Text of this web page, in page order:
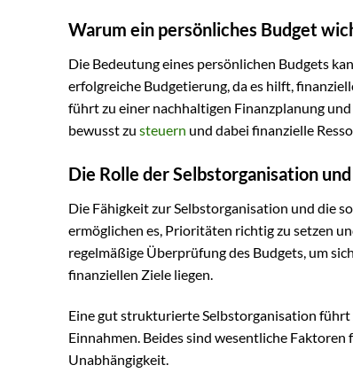
Warum ein persönliches Budget
Die Bedeutung eines persönlichen Budgets
erfolgreiche Budgetierung, da es hilft,
führt zu einer nachhaltigen Finanzplanung
bewusst zu steuern und dabei finanzielle
Die Rolle der Selbstorganisation
Die Fähigkeit zur Selbstorganisation und die
ermöglichen es, Prioritäten richtig zu setzen
regelmäßige Überprüfung des Budgets, um
finanziellen Ziele liegen.
Eine gut strukturierte Selbstorganisation
Einnahmen. Beides sind wesentliche
Unabhängigkeit.